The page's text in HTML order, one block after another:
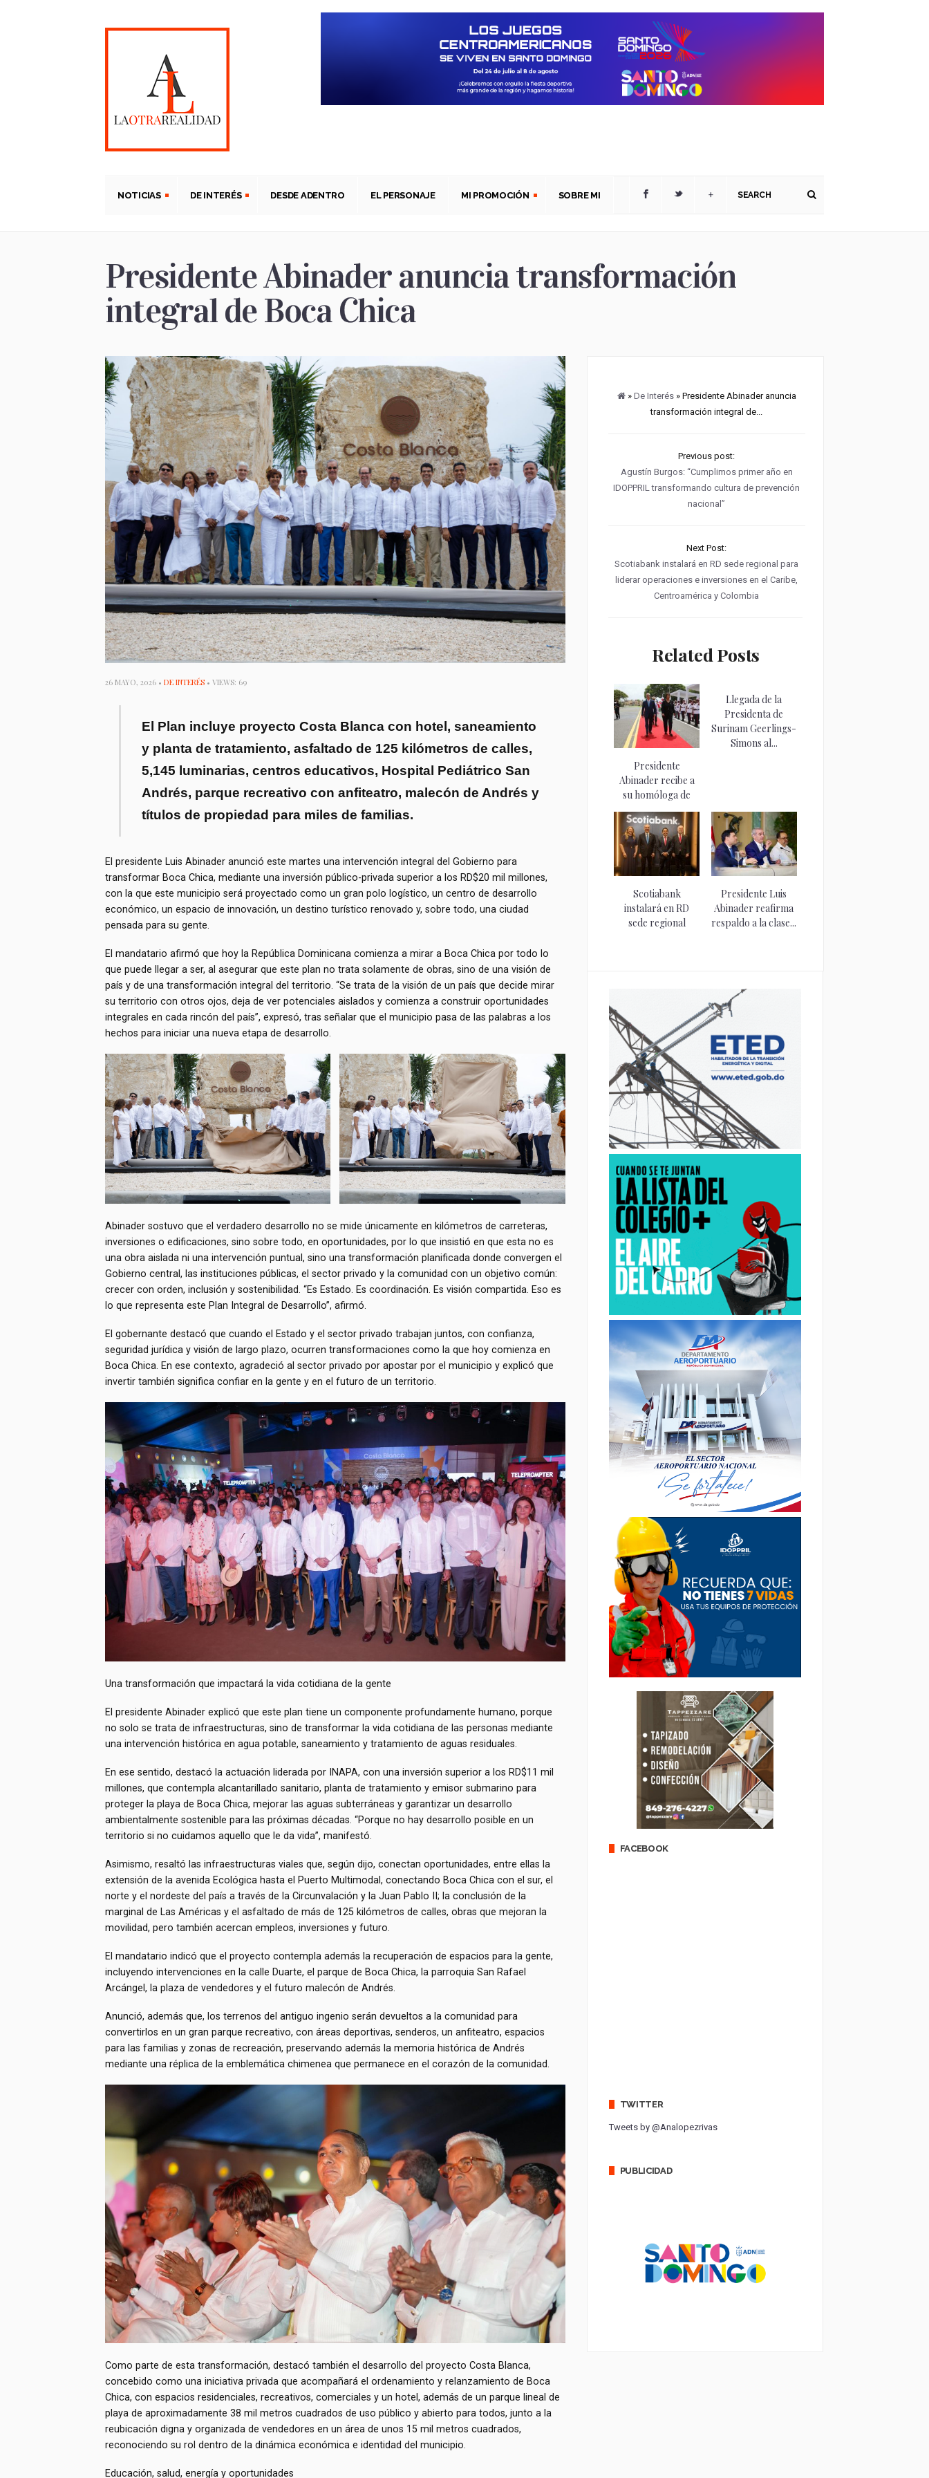
NOTICIAS DE INTERÉS DESDE ADENTRO EL PERSONAJE MI PROMOCIÓN SOBRE MI +
Presidente Abinader anuncia transformación
integral de Boca Chica
26 MAYO, 2026 • DE INTERÉS • VIEWS: 69
El Plan incluye proyecto Costa Blanca con hotel, saneamiento
y planta de tratamiento, asfaltado de 125 kilómetros de calles,
5,145 luminarias, centros educativos, Hospital Pediátrico San
Andrés, parque recreativo con anfiteatro, malecón de Andrés y
títulos de propiedad para miles de familias.
El presidente Luis Abinader anunció este martes una intervención integral del Gobierno para
transformar Boca Chica, mediante una inversión público-privada superior a los RD$20 mil millones,
con la que este municipio será proyectado como un gran polo logístico, un centro de desarrollo
económico, un espacio de innovación, un destino turístico renovado y, sobre todo, una ciudad
pensada para su gente.
El mandatario afirmó que hoy la República Dominicana comienza a mirar a Boca Chica por todo lo
que puede llegar a ser, al asegurar que este plan no trata solamente de obras, sino de una visión de
país y de una transformación integral del territorio. “Se trata de la visión de un país que decide mirar
su territorio con otros ojos, deja de ver potenciales aislados y comienza a construir oportunidades
integrales en cada rincón del país”, expresó, tras señalar que el municipio pasa de las palabras a los
hechos para iniciar una nueva etapa de desarrollo.
Abinader sostuvo que el verdadero desarrollo no se mide únicamente en kilómetros de carreteras,
inversiones o edificaciones, sino sobre todo, en oportunidades, por lo que insistió en que esta no es
una obra aislada ni una intervención puntual, sino una transformación planificada donde convergen el
Gobierno central, las instituciones públicas, el sector privado y la comunidad con un objetivo común:
crecer con orden, inclusión y sostenibilidad. “Es Estado. Es coordinación. Es visión compartida. Eso es
lo que representa este Plan Integral de Desarrollo”, afirmó.
El gobernante destacó que cuando el Estado y el sector privado trabajan juntos, con confianza,
seguridad jurídica y visión de largo plazo, ocurren transformaciones como la que hoy comienza en
Boca Chica. En ese contexto, agradeció al sector privado por apostar por el municipio y explicó que
invertir también significa confiar en la gente y en el futuro de un territorio.
Una transformación que impactará la vida cotidiana de la gente
El presidente Abinader explicó que este plan tiene un componente profundamente humano, porque
no solo se trata de infraestructuras, sino de transformar la vida cotidiana de las personas mediante
una intervención histórica en agua potable, saneamiento y tratamiento de aguas residuales.
En ese sentido, destacó la actuación liderada por INAPA, con una inversión superior a los RD$11 mil
millones, que contempla alcantarillado sanitario, planta de tratamiento y emisor submarino para
proteger la playa de Boca Chica, mejorar las aguas subterráneas y garantizar un desarrollo
ambientalmente sostenible para las próximas décadas. “Porque no hay desarrollo posible en un
territorio si no cuidamos aquello que le da vida”, manifestó.
Asimismo, resaltó las infraestructuras viales que, según dijo, conectan oportunidades, entre ellas la
extensión de la avenida Ecológica hasta el Puerto Multimodal, conectando Boca Chica con el sur, el
norte y el nordeste del país a través de la Circunvalación y la Juan Pablo II; la conclusión de la
marginal de Las Américas y el asfaltado de más de 125 kilómetros de calles, obras que mejoran la
movilidad, pero también acercan empleos, inversiones y futuro.
El mandatario indicó que el proyecto contempla además la recuperación de espacios para la gente,
incluyendo intervenciones en la calle Duarte, el parque de Boca Chica, la parroquia San Rafael
Arcángel, la plaza de vendedores y el futuro malecón de Andrés.
Anunció, además que, los terrenos del antiguo ingenio serán devueltos a la comunidad para
convertirlos en un gran parque recreativo, con áreas deportivas, senderos, un anfiteatro, espacios
para las familias y zonas de recreación, preservando además la memoria histórica de Andrés
mediante una réplica de la emblemática chimenea que permanece en el corazón de la comunidad.
Como parte de esta transformación, destacó también el desarrollo del proyecto Costa Blanca,
concebido como una iniciativa privada que acompañará el ordenamiento y relanzamiento de Boca
Chica, con espacios residenciales, recreativos, comerciales y un hotel, además de un parque lineal de
playa de aproximadamente 38 mil metros cuadrados de uso público y abierto para todos, junto a la
reubicación digna y organizada de vendedores en un área de unos 15 mil metros cuadrados,
reconociendo su rol dentro de la dinámica económica e identidad del municipio.
Educación, salud, energía y oportunidades
» De Interés» Presidente Abinader anuncia
transformación integral de...
Previous post:
Agustín Burgos: “Cumplimos primer año en
IDOPPRIL transformando cultura de prevención
nacional”
Next Post:
Scotiabank instalará en RD sede regional para
liderar operaciones e inversiones en el Caribe,
Centroamérica y Colombia
Related Posts
Presidente
Abinader recibe a
su homóloga de
Surinam,...
Llegada de la
Presidenta de
Surinam Geerlings-
Simons al...
Scotiabank
instalará en RD
sede regional
Presidente Luis
Abinader reafirma
respaldo a la clase...
FACEBOOK
TWITTER
Tweets by @Analopezrivas
PUBLICIDAD